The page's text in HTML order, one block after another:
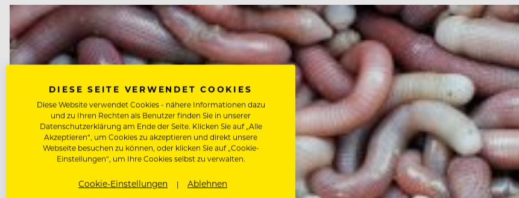
DIESE SEITE VERWENDET COOKIES
Diese Website verwendet Cookies - nähere Informationen dazu
und zu Ihren Rechten als Benutzer finden Sie in unserer
Datenschutzerklärung am Ende der Seite. Klicken Sie auf „Alle
Akzeptieren“, um Cookies zu akzeptieren und direkt unsere
Webseite besuchen zu können, oder klicken Sie auf „Cookie-
Einstellungen“, um Ihre Cookies selbst zu verwalten.
Cookie-Einstellungen Ablehnen